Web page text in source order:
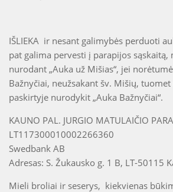
IŠLIEKA ir nesant galimybės perduoti
pat galima pervesti į parapijos
nurodant „Auka už Mišias“, jei
Bažnyčiai, neužsakant šv. Mišių,
paskirtyje nurodykit „Auka Bažnyčiai“.
KAUNO PAL. JURGIO MATULAIČIO
LT117300010002266360
Swedbank AB
Adresas: S. Žukausko g. 1 B, LT-50115
Mieli broliai ir seserys, kiekvienas